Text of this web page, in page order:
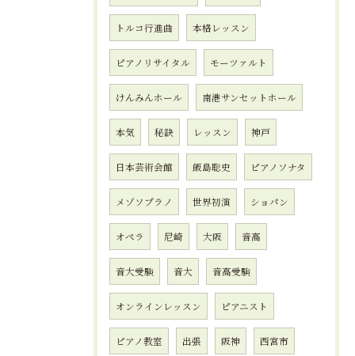
トルコ行進曲 本格レッスン
ピアノリサイタル モーツァルト
けんみんホール 南港サンセットホール
本気 秘訣 レッスン 神戸
日本芸術会館 飯島聡史 ピアノソナタ
メゾソプラノ 世界初演 ショパン
オペラ 尼崎 大阪 音高
音大受験 音大 音高受験
オンラインレッスン ピアニスト
ピアノ教室 出張 阪神 西宮市